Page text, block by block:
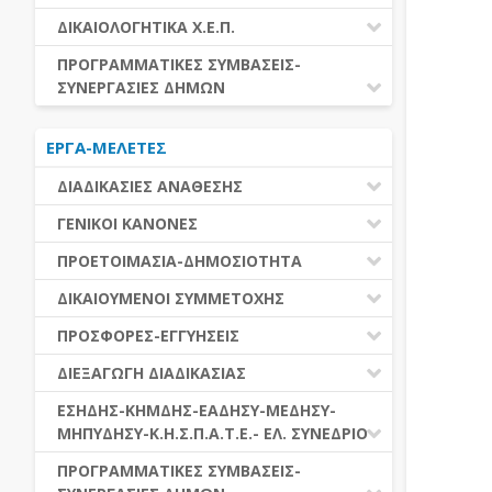
ΕΚΤΕΛΕΣΗ ΥΠΗΡΕΣΙΩΝ
ΕΚΤΕΛΕΣΗ ΠΡΟΜΗΘΕΙΩΝ
ΕΑΑΔΗΣΥ
ΕΑΔΗΣΥ
ΕΛ.ΣΥΝΕΔΡΙΟ
ΕΣΗΔΗΣ
ΔΙΚΑΙΟΛΟΓΗΤΙΚΑ Χ.Ε.Π.
ΔΙΚΑΙΟΛΟΓΗΤΙΚΑ Χ.Ε.Π.
ΠΡΟΓΡΑΜΜΑΤΙΚΕΣ ΣΥΜΒΑΣΕΙΣ-
ΣΥΝΕΡΓΑΣΙΕΣ ΔΗΜΩΝ
ΔΙΕΘΝΕΣ ΚΑΙ ΕΥΡΩΠΑΙΚΟ ΕΠΙΠΕΔΟ
ΠΡΟΓΡΑΜΜΑΤΙΚΕΣ ΣΥΜΒΑΣΕΙΣ
ΕΡΓΑ-ΜΕΛΕΤΕΣ
ΔΙΑΔΙΚΑΣΙΕΣ ΑΝΑΘΕΣΗΣ
ΔΙΑΔΙΚΑΣΙΕΣ ΑΝΑΘΕΣΗΣ
ΣΥΓΚΕΝΤΡΩΤΙΚΕΣ ΔΙΑΔΙΚΑΣΙΕΣ
ΑΝΑΘΕΣΗΣ
ΠΙΝΑΚΕΣ ΔΗΜΟΣΝΕΤ
ΓΕΝΙΚΟΙ ΚΑΝΟΝΕΣ
ΠΕΔΙΟ ΕΦΑΡΜΟΓΗΣ-ΕΝΑΡΞΗ ΙΣΧΥΟΣ
ΗΛΕΚΤΡΟΝΙΚΑ ΜΕΣΑ
ΓΕΝΙΚΕΣ ΑΡΧΕΣ ΚΑΙ ΚΑΝΟΝΕΣ
ΑΞΙΑ ΣΥΜΒΑΣΗΣ
ΕΙΔΗ ΣΥΜΒΑΣΕΩΝ
ΔΙΑΦΟΡΑ
ΠΡΟΕΤΟΙΜΑΣΙΑ-ΔΗΜΟΣΙΟΤΗΤΑ
ΓΝΩΜΟΔΟΤΙΚΑ ΟΡΓΑΝΑ-ΕΠΙΤΡΟΠΕΣ
ΠΡΟΕΤΟΙΜΑΣΙΑ
ΕΓΓΡΑΦΑ ΤΗΣ ΣΥΜΒΑΣΗΣ
ΔΗΜΟΣΙΕΥΣΕΙΣ
ΕΝΑΡΞΗ-ΠΡΟΘΕΣΜΙΕΣ
ΔΙΚΑΙΟΥΜΕΝΟΙ ΣΥΜΜΕΤΟΧΗΣ
ΔΙΚΑΙΟΥΜΕΝΟΙ ΣΥΜΜΕΤΟΧΗΣ
ΚΡΙΤΗΡΙΑ ΕΠΙΛΟΓΗΣ
ΛΟΓΟΙ ΑΠΟΚΛΕΙΣΜΟΥ
ΔΙΚΑΙΟΛΟΓΗΤΙΚΑ ΛΟΓΩΝ
ΑΠΟΚΛΕΙΣΜΟΥ & ΚΡΙΤΗΡΙΩΝ
ΕΠΙΛΟΓΗΣ
ΕΕΕΣ
ΠΡΟΣΦΟΡΕΣ-ΕΓΓΥΗΣΕΙΣ
ΕΓΓΥΗΣΕΙΣ
ΠΡΟΣΦΟΡΕΣ
ΔΙΕΞΑΓΩΓΗ ΔΙΑΔΙΚΑΣΙΑΣ
ΑΞΙΟΛΟΓΗΣΗ ΚΑΙ ΑΝΑΘΕΣΗ
ΑΠΟΤΕΛΕΣΜΑ ΔΙΑΔΙΚΑΣΙΑΣ
ΠΡΟΣΦΥΓΕΣ-ΕΝΣΤΑΣΕΙΣ
ΕΣΗΔΗΣ-ΚΗΜΔΗΣ-ΕΑΔΗΣΥ-ΜΕΔΗΣΥ-
ΜΗΠΥΔΗΣΥ-Κ.Η.Σ.Π.Α.Τ.Ε.- ΕΛ. ΣΥΝΕΔΡΙΟ
ΕΑΑΔΗΣΥ
ΠΡΟΓΡΑΜΜΑΤΙΚΕΣ ΣΥΜΒΑΣΕΙΣ-